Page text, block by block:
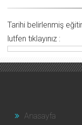
Tarihi belirlenmiş
lutfen tıklayınız :
Anasayfa